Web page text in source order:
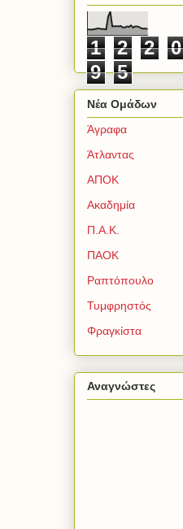
1 2 2 0
9
5
Νέα Ομάδων
Άγραφα
Άτλαντας
ΑΠΟΚ
Ακαδημία
Π.Α.Κ.
ΠΑΟΚ
Ραπτόπουλο
Τυμφρηστός
Φραγκίστα
Αναγνώστες